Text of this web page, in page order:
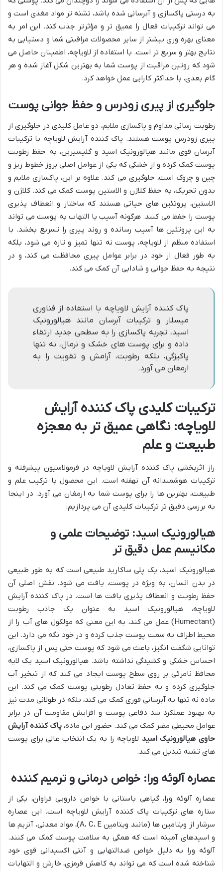
به درستی پاکسازی و آبرسانی شده باشد، تشنه تر مواد مغذی است و
می تواند ترکیبات فعال را عمیق تر و مؤثرتر جذب کند. این امر به
معنای بهره وری بیشتر از سایر محصولات مراقبتی شما و دستیابی به
نتایج بهتر و سریع تر است. با استفاده از لاویاچه، اطمینان حاصل می
شود که روتین مراقبت از پوست شما به بهترین شکل آغاز شده و هر
گام بعدی، با حداکثر کارایی عمل خواهد کرد.
جلوگیری از پیری زودرس و حفظ جوانی پوست
رطوبت رسانی مداوم و پاکسازی ملایم، دو عامل کلیدی در جلوگیری از
پیری زودرس پوست هستند. پاک کننده آرایش لاویاچه با ترکیبات
آبرسان قوی مانند هیالورونیک اسید و گلیسیرین، به حفظ رطوبت
پوست کمک کرده و از خشکی که یکی از عوامل اصلی بروز خطوط ریز و
چین و چروک است، جلوگیری می کند. علاوه بر این، پاکسازی ملایم و
بدون تحریک، به حفظ کلاژن و الاستین پوست کمک می کند. کلاژن و
الاستین، پروتئین های حیاتی هستند که ساختار و انعطاف پذیری
پوست را حفظ می کنند. هرگونه آسیب یا التهاب به پوست می تواند
به این پروتئین ها آسیب رسانده و روند پیری را تسریع بخشد. با
استفاده منظم از لاویاچه، پوست نه تنها تمیز و تازه می شود، بلکه
به طور فعال از خود در برابر عوامل پیری محافظت می کند، و در
نتیجه به حفظ جوانی و شادابی آن کمک می کند.
پاک کننده آرایش لاویاچه با استفاده از فناوری
میسلار و ترکیبات آبرسان مانند هیالورونیک
اسید، تجربه پاکسازی را به سطحی جدید ارتقاء
داده و برای پوست های خشک و نرمال، نه تنها
پاکیزگی، بلکه رطوبت، آرامش و تقویت را به
ارمغان می آورد.
ترکیبات کلیدی پاک کننده آرایش
لاویاچه: نگاهی عمیق تر به معجزه
طبیعت و علم
راز اثربخشی پاک کننده آرایش لاویاچه در فرمولاسیون پیشرفته و
ترکیبات هوشمندانه آن نهفته است. این محصول با ترکیب علم و
طبیعت، بهترین ها را برای پوست شما به ارمغان می آورد. در اینجا
به بررسی دقیق تر ترکیبات کلیدی آن می پردازیم:
هیالورونیک اسید: توضیحات علمی و
مکانیسم عمل دقیق تر
هیالورونیک اسید، یک پلی ساکارید طبیعی است که به طور طبیعی
در بدن انسان، به ویژه در پوست، یافت می شود. نقش اصلی آن
حفظ رطوبت و انعطاف پذیری بافت ها است. در پاک کننده آرایش
لاویاچه، هیالورونیک اسید به عنوان یک جاذب رطوبت
(Humectant) عمل می کند، به این معنی که مولکول های آب را از
محیط اطراف به سمت پوست جذب کرده و در خود نگه می دارد. این
توانایی شگفت انگیز، باعث می شود که پوست حتی پس از پاکسازی،
احساس خشکی و کشیدگی نداشته باشد. هیالورونیک اسید یک لایه
محافظ نامرئی بر روی سطح پوست ایجاد می کند که از تبخیر آب
جلوگیری کرده و به حفظ تعادل رطوبتی پوست کمک می کند. این
ماده نه تنها به آبرسانی فوری کمک می کند، بلکه در طولانی مدت نیز
به بهبود عملکرد سد دفاعی پوست و افزایش مقاومت آن در برابر
عوامل محیطی مضر کمک می کند. حضور این ماده، پاک کننده آرایش
حاوی هیالورونیک اسید لاویاچه را به یک انتخاب عالی برای پوست
های تشنه تبدیل می کند.
عصاره آلوئه ورا: خواص درمانی و ترمیم کننده
عصاره آلوئه ورا، گیاهی باستانی با خواص دارویی فراوان، یکی از
ستاره های ترکیبات پاک کننده آرایش لاویاچه است. این عصاره
سرشار از ویتامین ها (مانند ویتامین A، C، E)، مواد معدنی، آنزیم ها
و اسیدهای آمینه است که همگی به سلامت پوست کمک می کنند.
آلوئه ورا به دلیل خواص ضدالتهابی و آنتی اکسیدانی قوی خود
شناخته شده است که می تواند به کاهش قرمزی، خارش و التهابات